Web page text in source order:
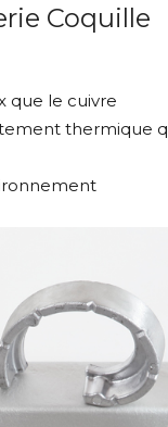
Coquille
que le cuivre
thermique